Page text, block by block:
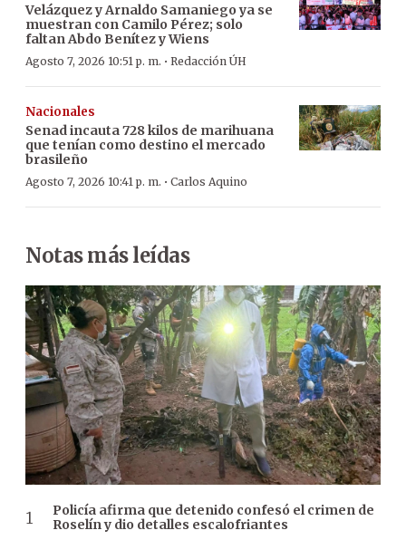
Velázquez y Arnaldo Samaniego ya se
muestran con Camilo Pérez; solo
faltan Abdo Benítez y Wiens
Agosto 7, 2026 10:51 p. m. · Redacción ÚH
Nacionales
Senad incauta 728 kilos de marihuana
que tenían como destino el mercado
brasileño
Agosto 7, 2026 10:41 p. m. · Carlos Aquino
Notas más leídas
Policía afirma que detenido confesó el crimen de
Roselín y dio detalles escalofriantes